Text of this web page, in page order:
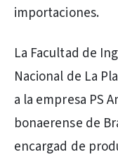
importaciones.
La Facultad de
Nacional de La
a la empresa PS
bonaerense de
encargad de